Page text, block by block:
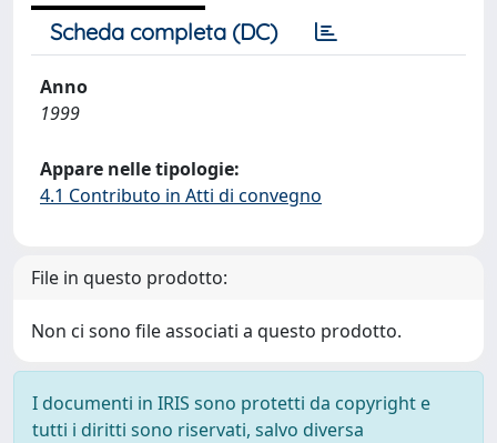
Scheda completa (DC)
Anno
1999
Appare nelle tipologie:
4.1 Contributo in Atti di convegno
File in questo prodotto:
Non ci sono file associati a questo prodotto.
I documenti in IRIS sono protetti da copyright e
tutti i diritti sono riservati, salvo diversa